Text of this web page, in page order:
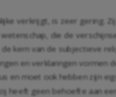
verkrijgt, is zeer gering.
die de
kern van de subjectieve
en verklaringen vormen
en moet ook hebben zijn
heeft geen behoefte aan